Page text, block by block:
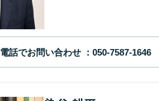
電話でお問い合わせ